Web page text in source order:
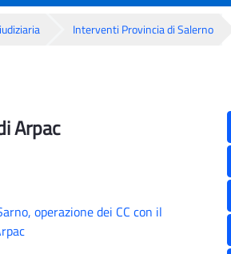
Interventi Provincia di Salerno
Arpac
operazione dei CC con il